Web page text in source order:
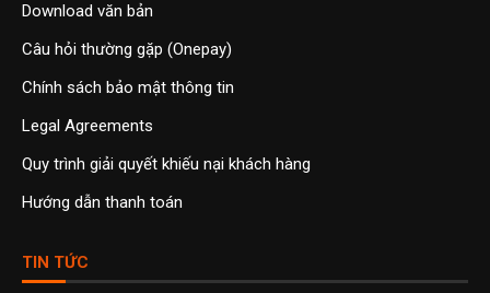
Download văn bản
Câu hỏi thường gặp (Onepay)
Chính sách bảo mật thông tin
Legal Agreements
Quy trình giải quyết khiếu nại khách hàng
Hướng dẫn thanh toán
TIN TỨC